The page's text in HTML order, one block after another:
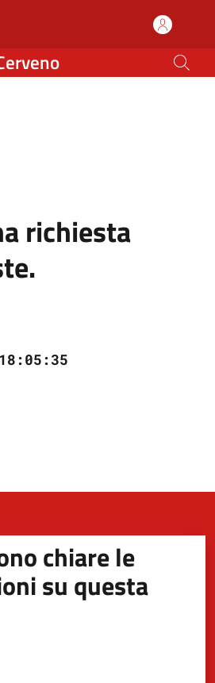
in un'altra scheda).
richiesta
chiare le
su questa
pagina